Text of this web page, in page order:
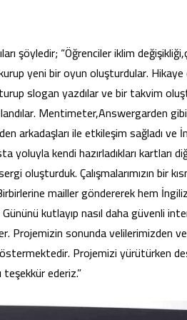
şöyledir; “Öğrenciler iklim
yeni bir oyun oluşturdular.
slogan yazdılar ve bir takvim
Mentimeter,Answergarden gibi
arkadaşları ile etkileşim sağladı
kendi hazırladıkları kartları
oluşturduk. Çalışmalarımızın bir
mailler göndererek hem
kutlayıp nasıl daha güvenli
Projemizin sonunda velilerimizden
Projemizi yürütürken
ederiz.”